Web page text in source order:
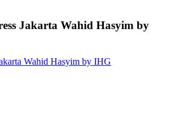
Jakarta Wahid Hasyim by
Wahid Hasyim by IHG